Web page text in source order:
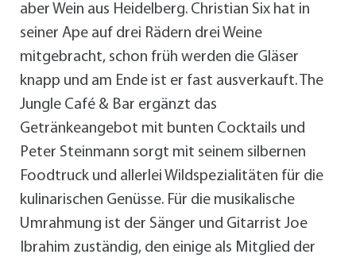
aber Wein aus Heidelberg. Christian Six hat in
seiner Ape auf drei Rädern drei Weine
mitgebracht, schon früh werden die Gläser
knapp und am Ende ist er fast ausverkauft. The
Jungle Café & Bar ergänzt das
Getränkeangebot mit bunten Cocktails und
Peter Steinmann sorgt mit seinem silbernen
Foodtruck und allerlei Wildspezialitäten für die
kulinarischen Genüsse. Für die musikalische
Umrahmung ist der Sänger und Gitarrist Joe
Ibrahim zuständig, den einige als Mitglied der